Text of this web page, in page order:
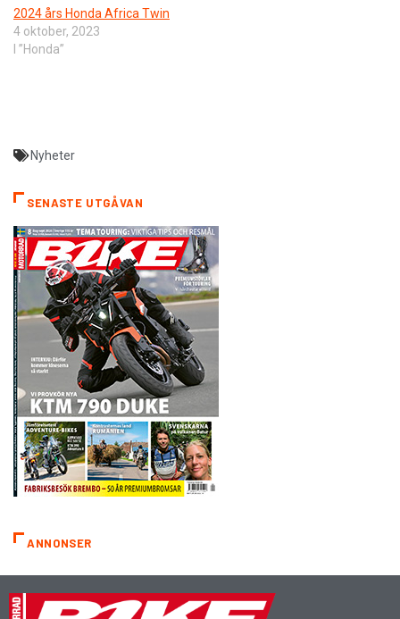
2024 års Honda Africa Twin
4 oktober, 2023
I ”Honda”
Nyheter
SENASTE UTGÅVAN
ANNONSER